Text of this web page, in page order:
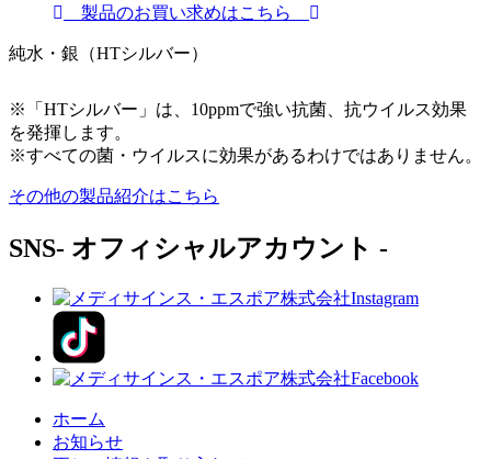
製品のお買い求めはこちら
純水・銀（HTシルバー）
※「HTシルバー」は、10ppmで強い抗菌、抗ウイルス効果
を発揮します。
※すべての菌・ウイルスに効果があるわけではありません。
その他の製品紹介はこちら
SNS- オフィシャルアカウント -
ホーム
お知らせ